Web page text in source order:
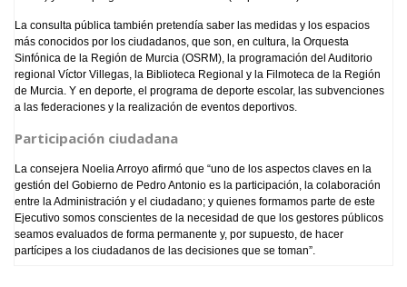
La consulta pública también pretendía saber las medidas y los espacios
más conocidos por los ciudadanos, que son, en cultura, la Orquesta
Sinfónica de la Región de Murcia (OSRM), la programación del Auditorio
regional Víctor Villegas, la Biblioteca Regional y la Filmoteca de la Región
de Murcia. Y en deporte, el programa de deporte escolar, las subvenciones
a las federaciones y la realización de eventos deportivos.
Participación ciudadana
La consejera Noelia Arroyo afirmó que “uno de los aspectos claves en la
gestión del Gobierno de Pedro Antonio es la participación, la colaboración
entre la Administración y el ciudadano; y quienes formamos parte de este
Ejecutivo somos conscientes de la necesidad de que los gestores públicos
seamos evaluados de forma permanente y, por supuesto, de hacer
partícipes a los ciudadanos de las decisiones que se toman”.